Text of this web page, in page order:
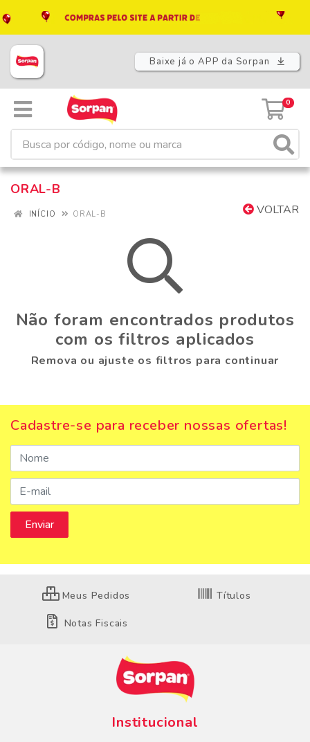
Baixe já o APP da Sorpan
0
ORAL-B
VOLTAR
INÍCIO ORAL-B
Não foram encontrados produtos
com os filtros aplicados
Remova ou ajuste os filtros para continuar
Cadastre-se para receber nossas ofertas!
Meus Pedidos Títulos
Notas Fiscais
Institucional